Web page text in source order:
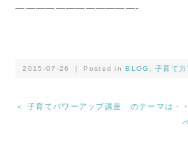
————————————-
2015-07-26 ｜ Posted inBLOG ,子育て
＜ 子育てパワーアップ講座 のテーマは・・